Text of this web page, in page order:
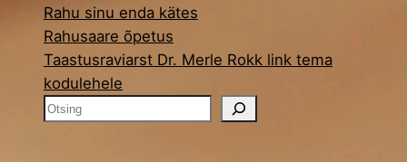
Rahu sinu enda kätes
Rahusaare õpetus
Taastusraviarst Dr. Merle Rokk link tema
kodulehele
O